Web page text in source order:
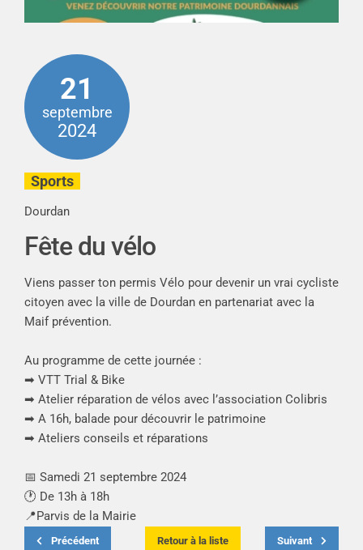
21
septembre
2024
Sports
Dourdan
Fête du vélo
Viens passer ton permis Vélo pour devenir un vrai cycliste
citoyen avec la ville de Dourdan en partenariat avec la
Maif prévention.
Au programme de cette journée :
➡ VTT Trial & Bike
➡ Atelier réparation de vélos avec l’association Colibris
➡ A 16h, balade pour découvrir le patrimoine
➡ Ateliers conseils et réparations
📅 Samedi 21 septembre 2024
🕐 De 13h à 18h
📍Parvis de la Mairie
Précédent Retour à la liste Suivant